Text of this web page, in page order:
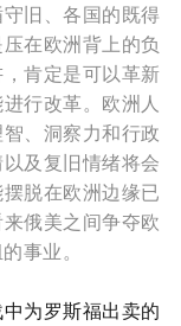
旧、各国的既得
在欧洲背上的负
肯定是可以革新
行改革。欧洲人
、洞察力和行政
及复旧情绪将会
脱在欧洲边缘已
俄美之间争夺欧
事业。
为罗斯福出卖的